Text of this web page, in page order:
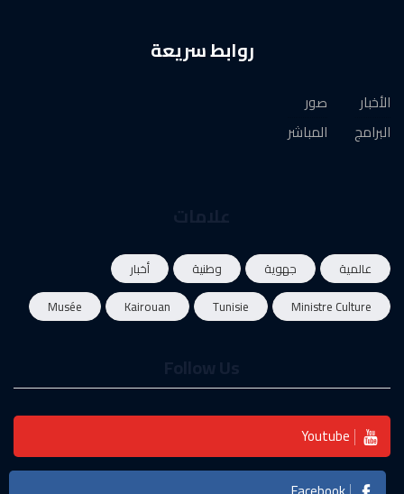
روابط سريعة
الأخبار
البرامج
صور
المباشر
عالمية جهوية وطنية
أخبار
Ministre Culture
Tunisie
Kairouan
Musée
Youtube